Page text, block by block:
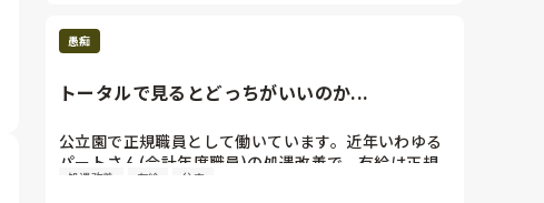
愚痴
トータルで見るとどっちがいいのか...
公立園で正規職員として働いています。近年いわゆる
パートさん(会計年度職員)の処遇改善で、有給は正規
職員の倍以上消化しており、ボーナスも個人差はあり
処遇改善 有給 公立